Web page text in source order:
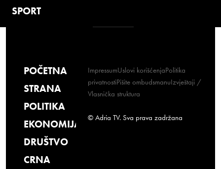
SPORT
POČETNA
STRANA
POLITIKA
EKONOMIJA
DRUŠTVO
CRNA
ImpressumUslovi korišćenjaPolitika
privatnostiPišite ombudsmanuIzvještaji /
Vlasnička struktura
© Adria TV. Sva prava zadržana